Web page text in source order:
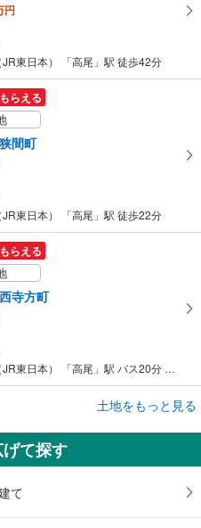
円
東日本） 「高尾」駅 徒歩42分
らえる
間町
東日本） 「高尾」駅 徒歩22分
らえる
寺方町
中央本線（JR東日本） 「高尾」駅 バス20分 宝生寺団地 バス停下車 徒歩5分
恩方町
土地をもっと見る
て探す
て